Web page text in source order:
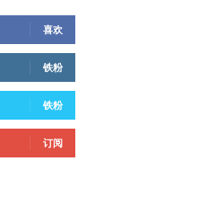
喜欢
铁粉
铁粉
订阅